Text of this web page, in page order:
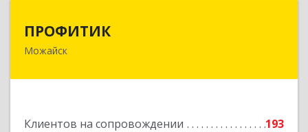
ПРОФИТИК
Можайск
Клиентов на сопровождении
193
143200, Московская обл, Можайский р-н,